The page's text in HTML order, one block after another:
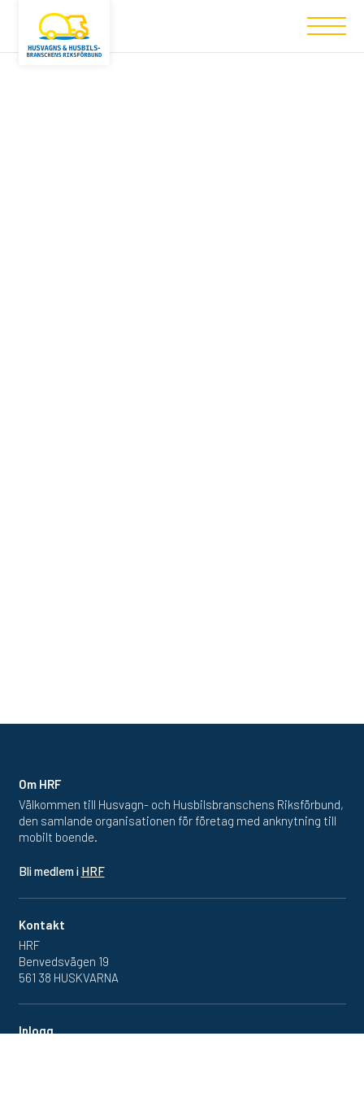
Nothing has been posted like that yet
Om HRF
Välkommen till Husvagn- och Husbilsbranschens Riksförbund,
den samlande organisationen för företag med anknytning till
mobilt boende.
Bli medlem i HRF
Kontakt
HRF
Benvedsvägen 19
561 38 HUSKVARNA
Inlogg